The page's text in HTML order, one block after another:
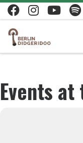
Zum Inhalt
Events